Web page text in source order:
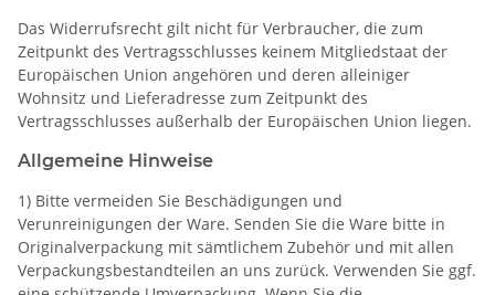
Das Widerrufsrecht gilt nicht für Verbraucher, die zum
Zeitpunkt des Vertragsschlusses keinem Mitgliedstaat der
Europäischen Union angehören und deren alleiniger
Wohnsitz und Lieferadresse zum Zeitpunkt des
Vertragsschlusses außerhalb der Europäischen Union liegen.
Allgemeine Hinweise
1) Bitte vermeiden Sie Beschädigungen und
Verunreinigungen der Ware. Senden Sie die Ware bitte in
Originalverpackung mit sämtlichem Zubehör und mit allen
Verpackungsbestandteilen an uns zurück. Verwenden Sie ggf.